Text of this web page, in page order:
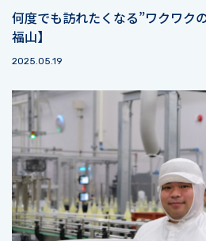
何度でも訪れたくなる”ワクワク
福山】
2025.05.19